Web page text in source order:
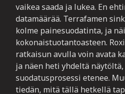
vaikea saada ja lukea. En
datamäärää. Terrafamen
kolme painesuodatinta, ja
kokonaistuotantoasteen.
ratkaisun avulla voin avata
ja näen heti yhdeltä
suodatusprosessi etenee.
tiedän, mitä tällä hetkellä